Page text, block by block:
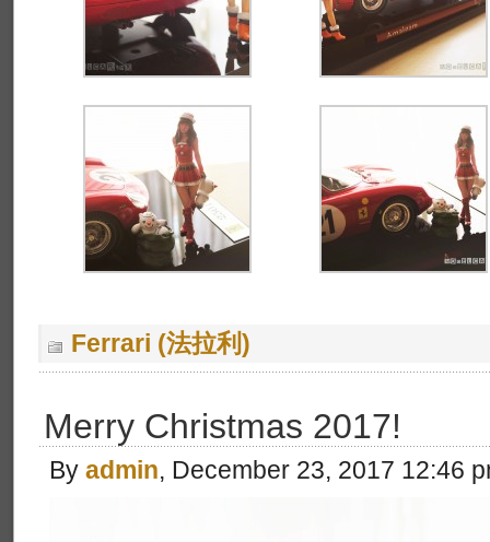
Ferrari (法拉利)
Merry Christmas 2017!
By admin, December 23, 2017 12:46